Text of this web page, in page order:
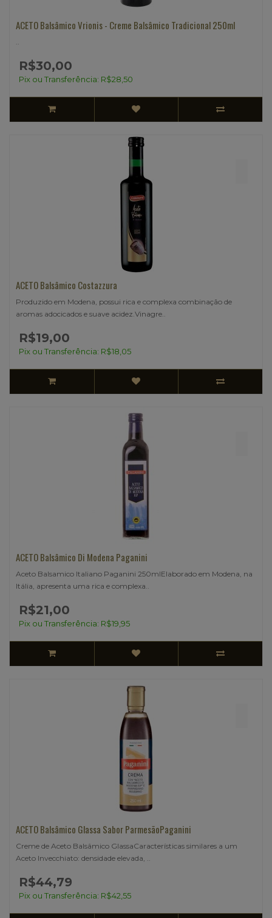
ACETO Balsâmico Vrionis - Creme Balsâmico Tradicional 250ml
R$30,00
Pix ou Transferência: R$28,50
ACETO Balsâmico Costazzura
Produzido em Modena, possui rica e complexa combinação de
aromas adocicados e suave acidez.Vinagre..
R$19,00
Pix ou Transferência: R$18,05
ACETO Balsâmico Di Modena Paganini
Aceto Balsamico Italiano Paganini 250mlElaborado em Modena, na
Itália, apresenta uma rica e complexa..
R$21,00
Pix ou Transferência: R$19,95
ACETO Balsâmico Glassa Sabor ParmesãoPaganini
Creme de Aceto Balsâmico GlassaCaracterísticas similares a um
Aceto Invecchiato: densidade elevada, ..
R$44,79
Pix ou Transferência: R$42,55